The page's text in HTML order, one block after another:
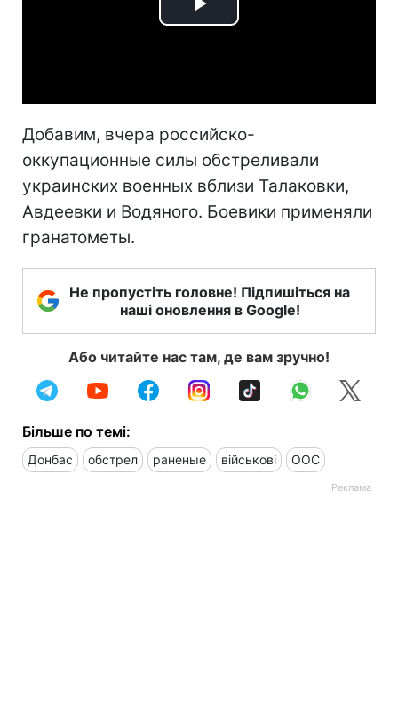
Play
Добавим, вчера российско-
оккупационные силы обстреливали
украинских военных вблизи Талаковки,
Авдеевки и Водяного. Боевики применяли
гранатометы.
Не пропустіть головне! Підпишіться на
наші оновлення в Google!
Або читайте нас там, де вам зручно!
Більше по темі:
Донбас обстрел раненые військові ООС